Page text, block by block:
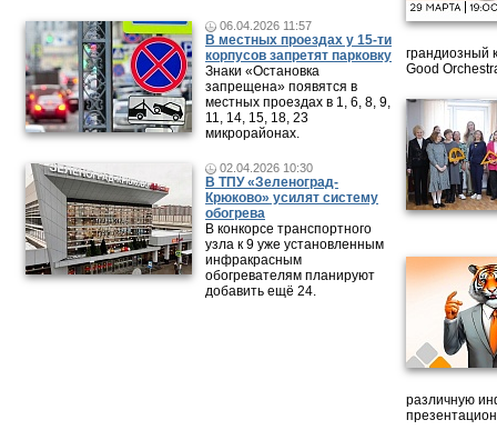
06.04.2026 11:57
В местных проездах у 15-ти
корпусов запретят парковку
Знаки «Остановка
запрещена» появятся в
местных проездах в 1, 6, 8, 9,
11, 14, 15, 18, 23
микрорайонах.
02.04.2026 10:30
В ТПУ «Зеленоград-
Крюково» усилят систему
обогрева
В конкорсе транспортного
узла к 9 уже установленным
инфракрасным
обогревателям планируют
добавить ещё 24.
грандиозный
Good
различную